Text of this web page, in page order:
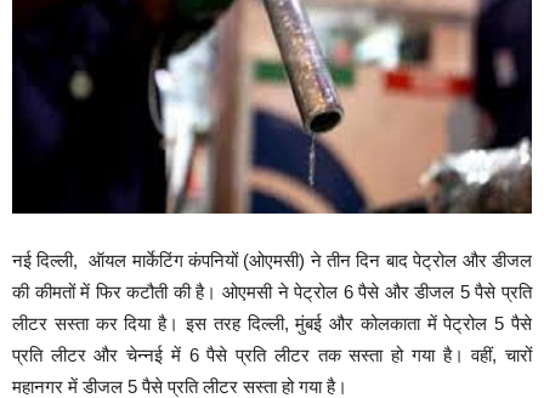
नई दिल्‍ली, ऑयल मार्केटिंग कंपनियों (ओएमसी) ने तीन दिन बाद पेट्रोल और डीजल
की कीमतों में फिर कटौती की है। ओएमसी ने पेट्रोल 6 पैसे और डीजल 5 पैसे प्रति
लीटर सस्ता कर दिया है। इस तरह दिल्ली, मुंबई और कोलकाता में पेट्रोल 5 पैसे
प्रति लीटर और चेन्नई में 6 पैसे प्रति लीटर तक सस्‍ता हो गया है। वहीं, चारों
महानगर में डीजल 5 पैसे प्रति लीटर सस्ता हो गया है।